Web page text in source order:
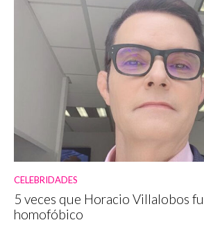
CELEBRIDADES
5 veces que Horacio Villalobos
homofóbico